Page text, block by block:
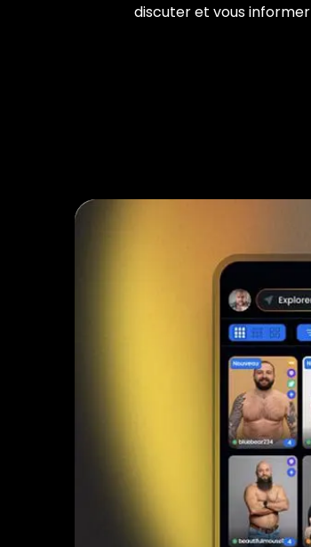
discuter et vous informer